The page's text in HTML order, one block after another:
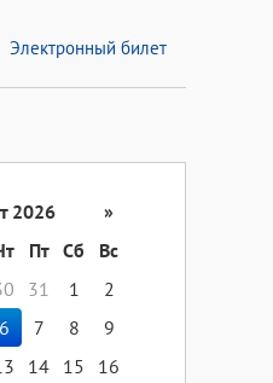
Электронный билет
2026
»
Пт Сб
Вс
31 1
2
7 8
9
14 15
16